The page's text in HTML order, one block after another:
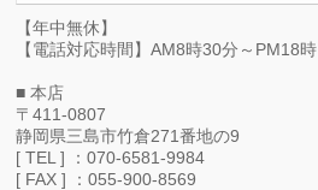
【年中無休】
【電話対応時間】AM8時30分～PM18時
■ 本店
〒411-0807
静岡県三島市竹倉271番地の9
[ TEL ] ：070-6581-9984
[ FAX ] ：055-900-8569